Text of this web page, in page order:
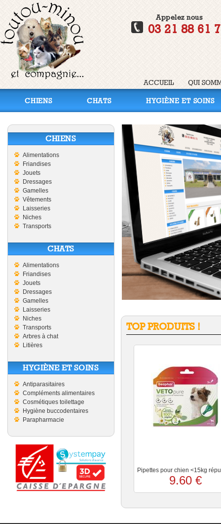
Appelez nous
03 21 88 61
ACCUEIL QUI
CHIENS CHATS HYGIÈNE ET SOINS
CHIENS
Alimentations
Friandises
Jouets
Dressages
Gamelles
Vêtements
Laisseries
Niches
Transports
CHATS
Alimentations
Friandises
Jouets
Dressages
Gamelles
Laisseries
Niches
Transports
Arbres à chat
Litières
HYGIÈNE ET SOINS
Antiparasitaires
Compléments alimentaires
Cosmétiques toilettage
Hygiène buccodentaires
Parapharmacie
TOP PRODUITS !
Pipettes pour chien <15kg
9.60 €